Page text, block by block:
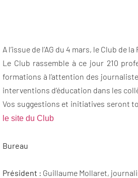
A l’issue de l’AG du 4 mars, le Club
Le Club rassemble à ce jour 210
formations à l’attention des
interventions d’éducation dans les
Vos suggestions et initiatives seront
le site du Club
Bureau
Président : Guillaume Mollaret,